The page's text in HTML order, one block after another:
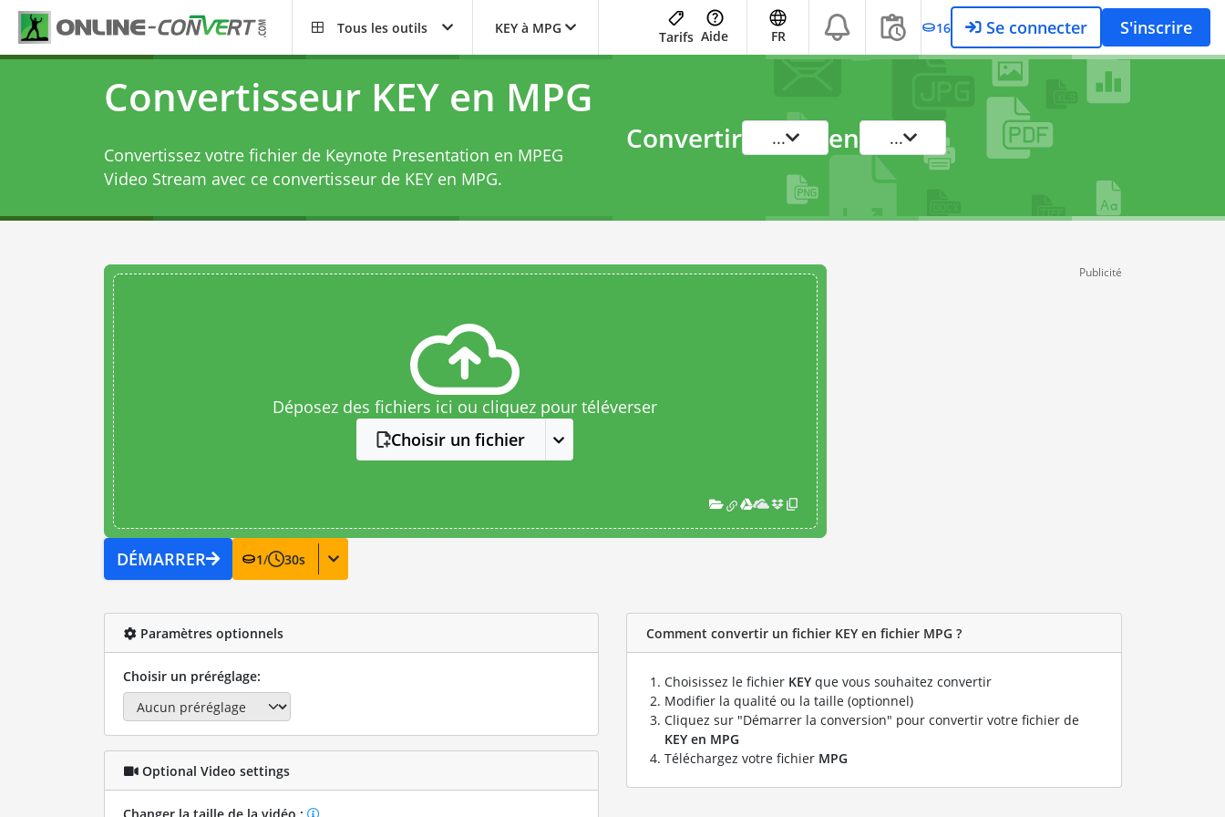
Tous les outils KEY à MPG
Tarifs Aide FR 16 Se connecter S'inscrire
Convertisseur KEY en MPG
Convertissez votre fichier de Keynote Presentation en MPEG
Video Stream avec ce convertisseur de KEY en MPG.
Convertir ... en ...
Déposez des fichiers ici ou cliquez pour téléverser
Choisir un fichier
DÉMARRER 1/ 30s
Publicité
Paramètres optionnels
Choisir un préréglage:
Optional Video settings
Comment convertir un fichier KEY en fichier MPG ?
Choisissez le fichier KEY que vous souhaitez convertir
Modifier la qualité ou la taille (optionnel)
Cliquez sur "Démarrer la conversion" pour convertir votre fichier de
KEY en MPG
Téléchargez votre fichier MPG